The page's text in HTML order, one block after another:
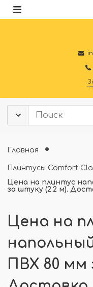
Главная
Плинтусы Comfort
Цена на плинтус
за штуку (2.2 м).
Цена на
ПВХ 80 мм